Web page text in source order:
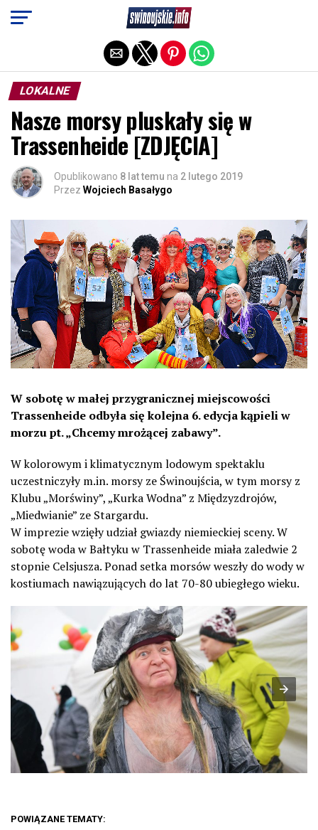
LOKALNE
Nasze morsy pluskały się w
Trassenheide [ZDJĘCIA]
Opublikowano 8 lat temu na 2 lutego 2019
Przez Wojciech Basałygo
W sobotę w małej przygranicznej miejscowości
Trassenheide odbyła się kolejna 6. edycja kąpieli w
morzu pt. „Chcemy mrożącej zabawy”.
W kolorowym i klimatycznym lodowym spektaklu
uczestniczyły m.in. morsy ze Świnoujścia, w tym morsy z
Klubu „Morświny”, „Kurka Wodna” z Międzyzdrojów,
„Miedwianie” ze Stargardu.
W imprezie wzięły udział gwiazdy niemieckiej sceny. W
sobotę woda w Bałtyku w Trassenheide miała zaledwie 2
stopnie Celsjusza. Ponad setka morsów weszły do wody w
kostiumach nawiązujących do lat 70-80 ubiegłego wieku.
POWIĄZANE TEMATY:
Exit mobile version